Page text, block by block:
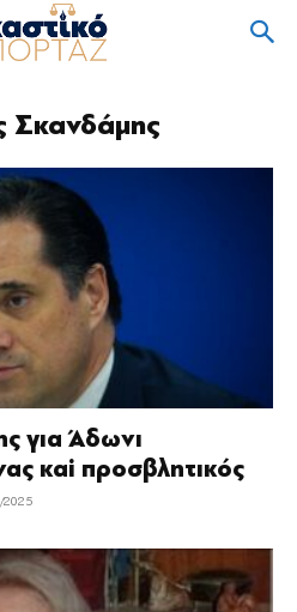
Σκανδάμης
για Άδωνι
καi προσβλητικός
2025